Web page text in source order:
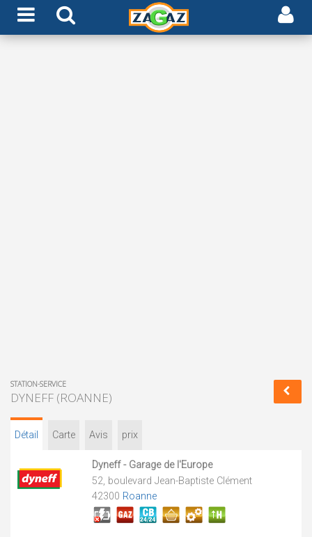
STATION-SERVICE
DYNEFF (ROANNE)
Détail Carte Avis prix
Dyneff - Garage de l'Europe
52, boulevard Jean-Baptiste Clément
42300 Roanne